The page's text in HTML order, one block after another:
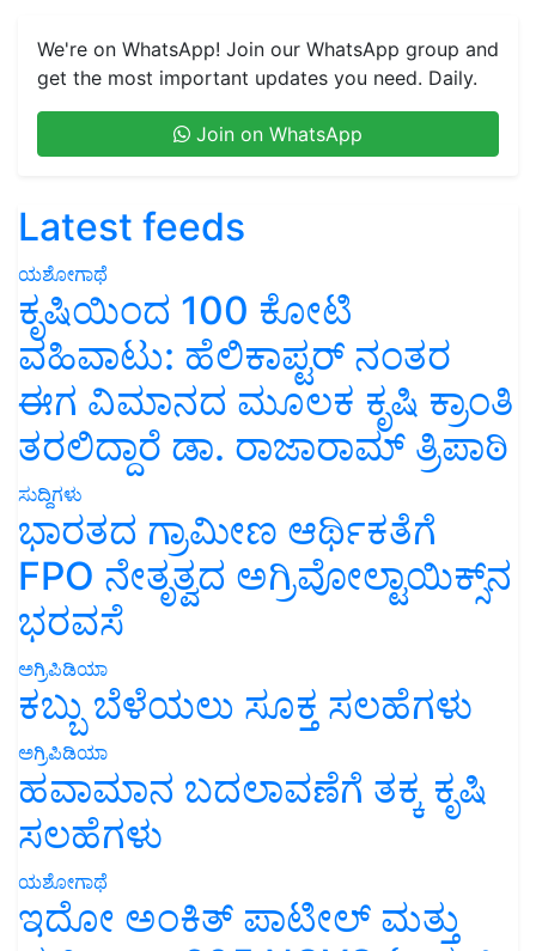
We're on WhatsApp! Join our WhatsApp group and
get the most important updates you need. Daily.
Join on WhatsApp
Latest feeds
ಯಶೋಗಾಥೆ
ಕೃಷಿಯಿಂದ 100 ಕೋಟಿ
ವಹಿವಾಟು: ಹೆಲಿಕಾಪ್ಟರ್ ನಂತರ
ಈಗ ವಿಮಾನದ ಮೂಲಕ ಕೃಷಿ ಕ್ರಾಂತಿ
ತರಲಿದ್ದಾರೆ ಡಾ. ರಾಜಾರಾಮ್ ತ್ರಿಪಾಠಿ
ಸುದ್ದಿಗಳು
ಭಾರತದ ಗ್ರಾಮೀಣ ಆರ್ಥಿಕತೆಗೆ
FPO ನೇತೃತ್ವದ ಅಗ್ರಿವೋಲ್ಟಾಯಿಕ್ಸ್‌ನ
ಭರವಸೆ
ಅಗ್ರಿಪಿಡಿಯಾ
ಕಬ್ಬು ಬೆಳೆಯಲು ಸೂಕ್ತ ಸಲಹೆಗಳು
ಅಗ್ರಿಪಿಡಿಯಾ
ಹವಾಮಾನ ಬದಲಾವಣೆಗೆ ತಕ್ಕ ಕೃಷಿ
ಸಲಹೆಗಳು
ಯಶೋಗಾಥೆ
ಇದೋ ಅಂಕಿತ್ ಪಾಟೀಲ್ ಮತ್ತು